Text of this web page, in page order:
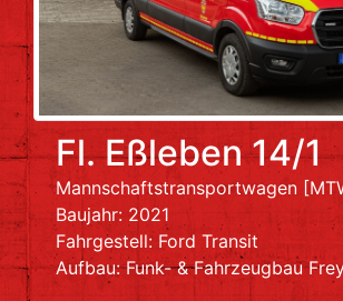
Fl. Eßleben 14/1
Mannschaftstransportwagen
Baujahr: 2021
Fahrgestell: Ford Transit
Aufbau: Funk- & Fahrzeugbau